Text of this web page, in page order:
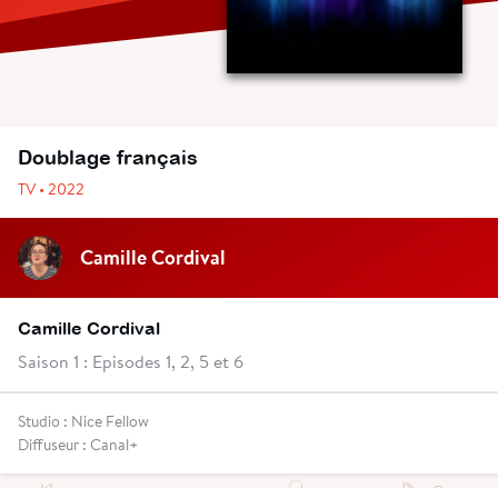
Doublage français
TV • 2022
Camille Cordival
Camille Cordival
Saison 1 : Episodes 1, 2, 5 et 6
Studio : Nice Fellow
Diffuseur : Canal+